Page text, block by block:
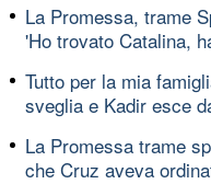
La Promessa, trame
'Ho trovato Catalina,
Tutto per la mia
sveglia e Kadir esce
La Promessa trame
che Cruz aveva